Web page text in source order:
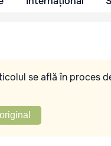
se află în proces